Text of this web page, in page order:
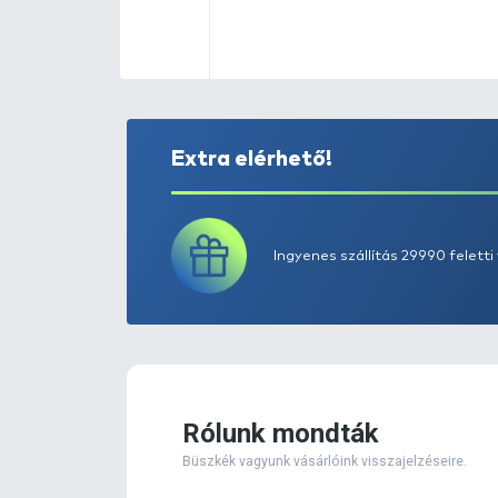
Extra elérhető!